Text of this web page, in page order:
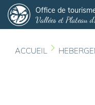
Office de
Vallées et Plateau
ACCUEIL
Panneau de gestion des